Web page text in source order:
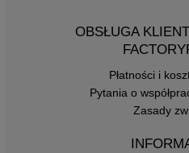
OBSŁUGA
Płatności i
Pytania o
Zasady